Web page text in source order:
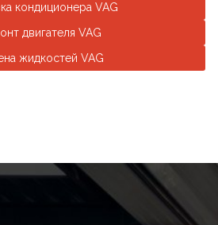
кондиционера VAG
двигателя VAG
жидкостей VAG